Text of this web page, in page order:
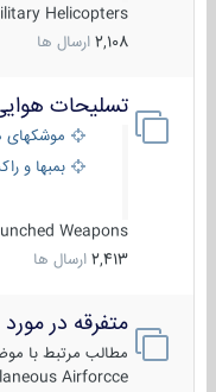
Military Helicopters
2,108 ارسال ها
تسلیحات هوایی
موشکهای هوا
بمبها و
Weapons
2,413 ارسال ها
متفرقه در مورد
مطالب مرتبط با
Airforcce